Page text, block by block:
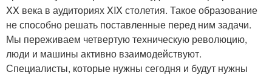
XX века в аудиториях XIX столетия. Такое образование
не способно решать поставленные перед ним задачи.
Мы переживаем четвертую техническую революцию,
люди и машины активно взаимодействуют.
Специалисты, которые нужны сегодня и будут нужны